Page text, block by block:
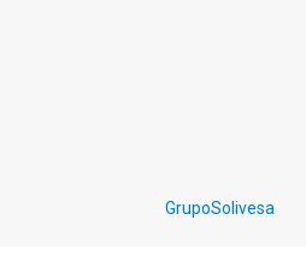
GrupoSolivesa